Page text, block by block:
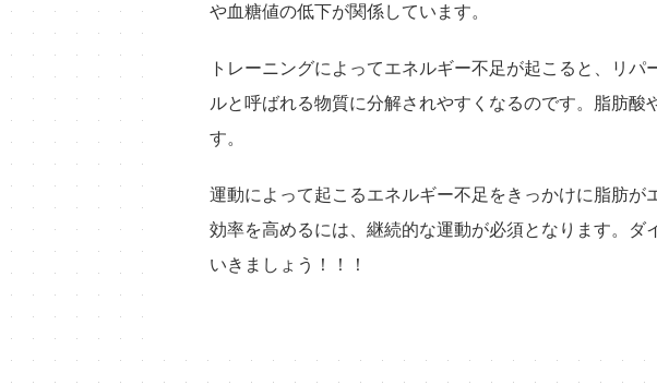
や血糖値の低下が関係しています。
トレーニングによってエネルギー不足が起こると、リ
ルと呼ばれる物質に分解されやすくなるのです。脂肪
す。
運動によって起こるエネルギー不足をきっかけに脂肪
効率を高めるには、継続的な運動が必須となります。
いきましょう！！！